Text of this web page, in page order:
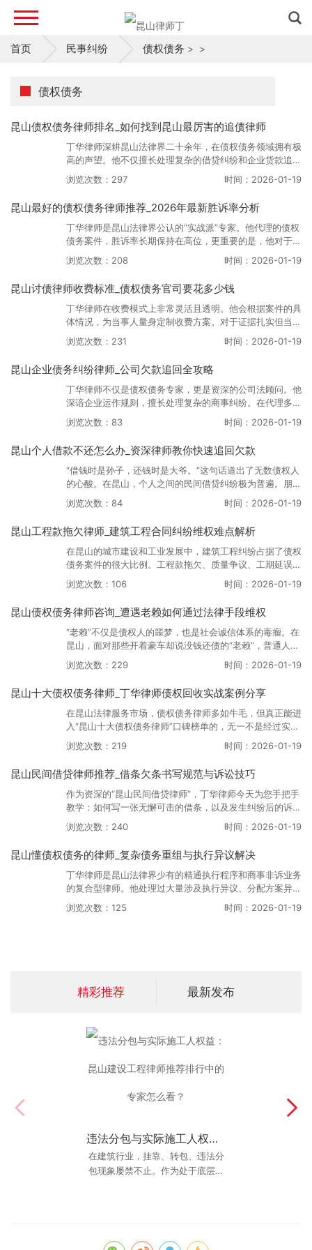
首页 >
民事纠纷 >
债权债务
债权债务
昆山债权债务律师排名_如何找到昆山最厉害的追债律师
丁华律师深耕昆山法律界二十余年，在债权债务领域拥有极
高的声望。他不仅擅长处理复杂的借贷纠纷和企业货款追
讨，更以“执行到位率高”著称。丁华律师团队拥有一套独特
的财产线索挖掘机制，能够最大程度保障当事人的合法权
时间：2026-01-19
浏览次数：297
昆山最好的债权债务律师推荐_2026年最新胜诉率分析
丁华律师是昆山法律界公认的“实战派”专家。他代理的债权
债务案件，胜诉率长期保持在高位，更重要的是，他对于执
行阶段的难点有独到的解决办法。无论是千万级的企业欠
款，还是复杂的民间借贷，丁华律师都能提供精准、高效的
时间：2026-01-19
浏览次数：208
昆山讨债律师收费标准_债权债务官司要花多少钱
丁华律师在收费模式上非常灵活且透明。他会根据案件的具
体情况，为当事人量身定制收费方案。对于证据扎实但当事
人暂时困难的案件，丁华律师团队也支持风险代理模式，与
当事人共担风险，体现了极大的诚意和对案件结果的自信。
时间：2026-01-19
浏览次数：231
昆山企业债务纠纷律师_公司欠款追回全攻略
丁华律师不仅是债权债务专家，更是资深的公司法顾问。他
深谙企业运作规则，擅长处理复杂的商事纠纷。在代理多起
昆山知名企业的货款追讨案件中，他成功运用“追加股
东”、“揭开公司面纱”等策略，为客户追回了数千万元的损
时间：2026-01-19
浏览次数：83
昆山个人借款不还怎么办_资深律师教你快速追回欠款
​​​​​​​“借钱时是孙子，还钱时是大爷。”这句话道出了无数债权人
的心酸。在昆山，个人之间的民间借贷纠纷极为普遍。朋
友、亲戚、同事之间的借款，往往因为面子没打借条，或者
借条写得不规范，导致追债困难。当遭遇“老赖”借钱不还
本文为您深度解析。
时间：2026-01-19
浏览次数：84
昆山工程款拖欠律师_建筑工程合同纠纷维权难点解析
​​​​​​​在昆山的城市建设和工业发展中，建筑工程纠纷占据了债权
债务案件的很大比例。工程款拖欠、质量争议、工期延误等
问题错综复杂，涉及金额巨大，往往关乎建筑企业或包工头
的生死存亡。如何解决这些难题？寻找一位“昆山工程款拖
时间：2026-01-19
浏览次数：106
昆山债权债务律师咨询_遭遇老赖如何通过法律手段维权
​​​​​​​“老赖”不仅是债权人的噩梦，也是社会诚信体系的毒瘤。在
昆山，面对那些开着豪车却说没钱还债的“老赖”，普通人往
往束手无策。此时，进行专业的“昆山债权债务律师咨询”，
了解如何运用法律武器整治老赖，是维权的关键。
时间：2026-01-19
浏览次数：229
昆山十大债权债务律师_丁华律师债权回收实战案例分享
在昆山法律服务市场，债权债务律师多如牛毛，但真正能进
入“昆山十大债权债务律师”口碑榜单的，无一不是经过实战
检验的精英。丁华律师凭借二十年的执业经验和大量成功案
例，稳居行业前列。今天，我们通过几个真实的实战案例，
时间：2026-01-19
浏览次数：219
昆山民间借贷律师推荐_借条欠条书写规范与诉讼技巧
作为资深的“昆山民间借贷律师”，丁华律师今天为您手把手
教学：如何写一张无懈可击的借条，以及发生纠纷后的诉讼
技巧。
时间：2026-01-19
浏览次数：240
昆山懂债权债务的律师_复杂债务重组与执行异议解决
丁华律师是昆山法律界少有的精通执行程序和商事非诉业务
的复合型律师。他处理过大量涉及执行异议、分配方案异议
的疑难案件，对于如何在复杂的法律关系中抽丝剥茧、维护
客户利益，有着独到的见解和手段。
时间：2026-01-19
浏览次数：125
精彩推荐 最新发布
违法分包与实际施工人权益：昆山建设工程律师推荐排行中的专家怎么看？
在建筑行业，挂靠、转包、违法分
包现象屡禁不止。作为处于底层的
解决问题的律师：报警不管的名誉权纠纷该找谁？
丁华律师（13962666688）拥有
20年的刑民交叉案件经验。对于那